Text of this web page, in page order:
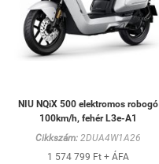
NIU NQiX 500 elektromos robogó
100km/h, fehér L3e-A1
Cikkszám: 2DUA4W1A26
1 574 799 Ft + ÁFA